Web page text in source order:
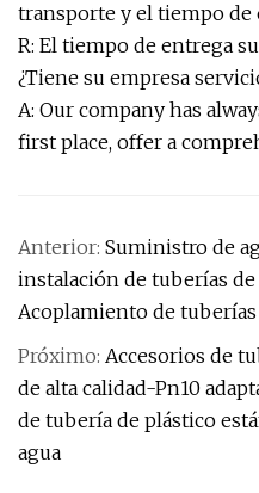
transporte y el tiempo de
R: El tiempo de entrega
¿Tiene su empresa
A: Our company has
first place, offer a
Anterior: Suministro de
instalación de tuberías
Acoplamiento de tuberías
Próximo: Accesorios de
de alta calidad-Pn10
de tubería de plástico
agua